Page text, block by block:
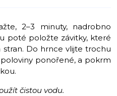
2–3 minuty, nadrobno
poté položte závitky, které
Do hrnce vlijte trochu
ponořené, a pokrm
čistou vodu.